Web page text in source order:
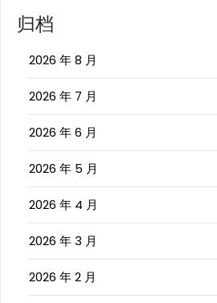
归档
2026 年 8 月
2026 年 7 月
2026 年 6 月
2026 年 5 月
2026 年 4 月
2026 年 3 月
2026 年 2 月